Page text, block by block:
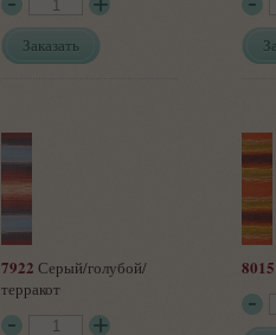
Заказать
7922 Серый/голубой/
терракот
8015